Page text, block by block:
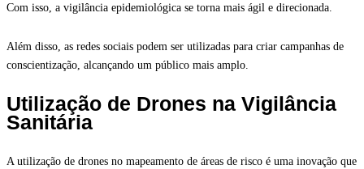
Com isso, a vigilância epidemiológica se torna mais ágil e direcionada.
Além disso, as redes sociais podem ser utilizadas para criar campanhas de
conscientização, alcançando um público mais amplo.
Utilização de Drones na Vigilância
Sanitária
A utilização de drones no mapeamento de áreas de risco é uma inovação que